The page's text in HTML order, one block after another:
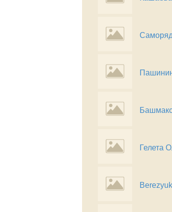
Гелета